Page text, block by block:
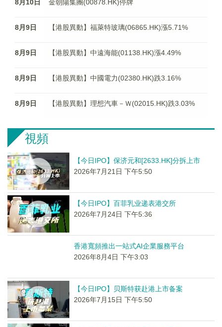
8月10日 金朝陽集團(00878.HK)停牌
8月9日 【港股異動】福萊特玻璃(06865.HK)漲5.71%
8月9日 【港股異動】中遠海能(01138.HK)漲4.49%
8月9日 【港股異動】中國電力(02380.HK)跌3.16%
8月9日 【港股異動】理想汽車－Ｗ(02015.HK)跌3.03%
視頻
【今日IPO】保济元和[2633.HK]分拆上市
2026年7月21日 下午5:50
【今日IPO】百菲乳业递表港交所
2026年7月24日 下午5:36
香港寬頻推出一站式AI企業服務平台
2026年8月4日 下午3:03
【今日IPO】贝斯特获赴港上市备案
2026年7月15日 下午5:50